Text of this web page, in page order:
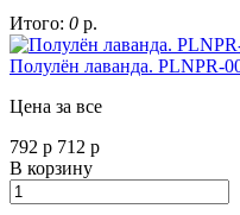
Итого: 0 р.
Полулён лаванда.
Цена за все
792 р 712 р
В корзину